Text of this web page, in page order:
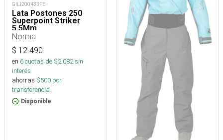
GILI200433FE
Lata Postones 250
Superpoint Striker
5,5Mm
Norma
$ 12.490
en 6cuotas de $2.082sin
interés
ahorras $500 por
transferencia.
Disponible